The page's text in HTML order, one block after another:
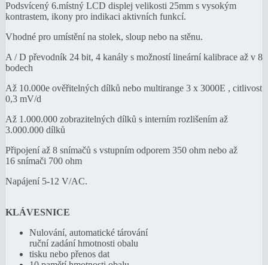
Podsvícený 6.místný LCD displej velikosti 25mm s vysokým
kontrastem, ikony pro indikaci aktivních funkcí.
Vhodné pro umístění na stolek, sloup nebo na stěnu.
A / D převodník 24 bit, 4 kanály s možností lineární kalibrace až v 8
bodech
Až 10.000e ověřitelných dílků nebo multirange 3 x 3000E , citlivost
0,3 mV/d
Až 1.000.000 zobrazitelných dílků s interním rozlišením až
3.000.000 dílků
Připojení až 8 snímačů s vstupním odporem 350 ohm nebo až
16 snímači 700 ohm
Napájení 5-12 V/AC.
KLÁVESNICE
Nulování, automatické tárování
ruční zadání hmotnosti obalu
tisku nebo přenos dat